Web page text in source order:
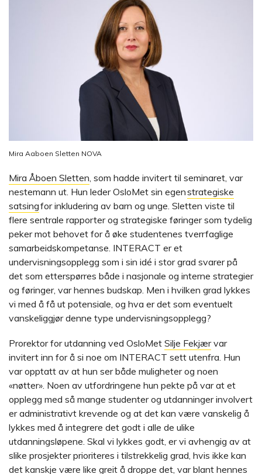
Mira Aaboen Sletten NOVA
Mira Åboen Sletten , som hadde invitert til seminaret, var
nestemann ut. Hun leder OsloMet sin egenstrategiske
satsingfor inkludering av barn og unge. Sletten viste til
flere sentrale rapporter og strategiske føringer som tydelig
peker mot behovet for å øke studentenes tverrfaglige
samarbeidskompetanse. INTERACT er et
undervisningsopplegg som i sin idé i stor grad svarer på
det som etterspørres både i nasjonale og interne strategier
og føringer, var hennes budskap. Men i hvilken grad lykkes
vi med å få ut potensiale, og hva er det som eventuelt
vanskeliggjør denne type undervisningsopplegg?
Prorektor for utdanning ved OsloMet Silje Fekjærvar
invitert inn for å si noe om INTERACT sett utenfra. Hun
var opptatt av at hun ser både muligheter og noen
«nøtter». Noen av utfordringene hun pekte på var at et
opplegg med så mange studenter og utdanninger involvert
er administrativt krevende og at det kan være vanskelig å
lykkes med å integrere det godt i alle de ulike
utdanningsløpene. Skal vi lykkes godt, er vi avhengig av at
slike prosjekter prioriteres i tilstrekkelig grad, hvis ikke kan
det kanskje være like greit å droppe det, var blant hennes